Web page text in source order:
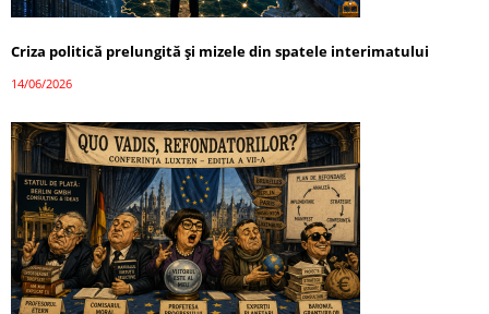
Criza politică prelungită și mizele din spatele interimatului
14/06/2026